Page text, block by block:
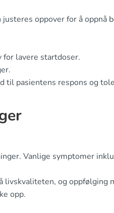
oppover for å oppnå
for lavere startdoser.
til pasientens respons og
Vanlige symptomer
livskvaliteten, og oppfølging
opp.